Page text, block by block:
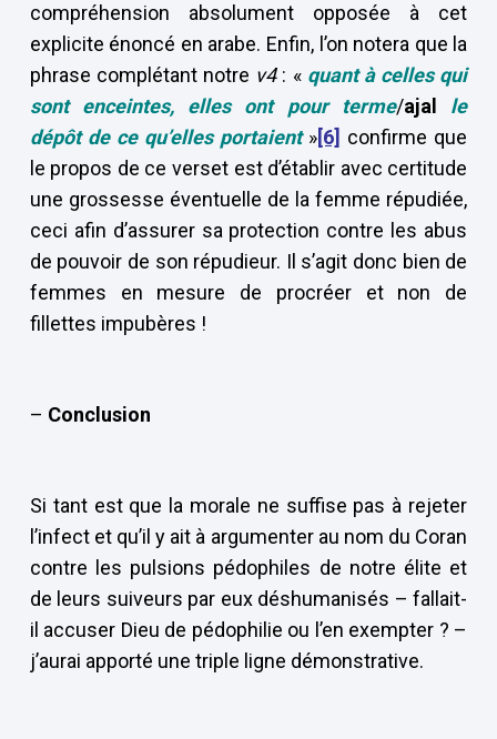
compréhension absolument opposée à cet
explicite énoncé en arabe. Enfin, l’on notera que la
phrase complétant notre v4: «quant à celles qui
sont enceintes, elles ont pour terme/ajal
le
dépôt de ce qu’elles portaient»[6] confirme que
le propos de ce verset est d’établir avec certitude
une grossesse éventuelle de la femme répudiée,
ceci afin d’assurer sa protection contre les abus
de pouvoir de son répudieur. Il s’agit donc bien de
femmes en mesure de procréer et non de
fillettes impubères !
– Conclusion
Si tant est que la morale ne suffise pas à rejeter
l’infect et qu’il y ait à argumenter au nom du Coran
contre les pulsions pédophiles de notre élite et
de leurs suiveurs par eux déshumanisés – fallait-
il accuser Dieu de pédophilie ou l’en exempter ? –
j’aurai apporté une triple ligne démonstrative.